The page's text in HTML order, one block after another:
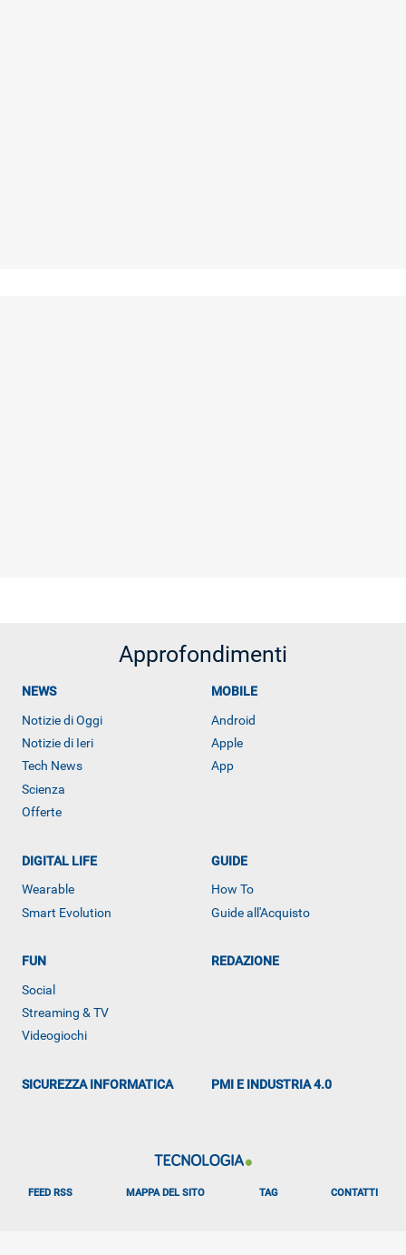
Approfondimenti
NEWS
Notizie di Oggi
Notizie di Ieri
Tech News
Scienza
Offerte
MOBILE
Android
Apple
App
DIGITAL LIFE
Wearable
Smart Evolution
GUIDE
How To
Guide all'Acquisto
FUN
Social
Streaming & TV
Videogiochi
REDAZIONE
SICUREZZA INFORMATICA PMI E INDUSTRIA 4.0
FEED RSS MAPPA DEL SITO TAG CONTATTI